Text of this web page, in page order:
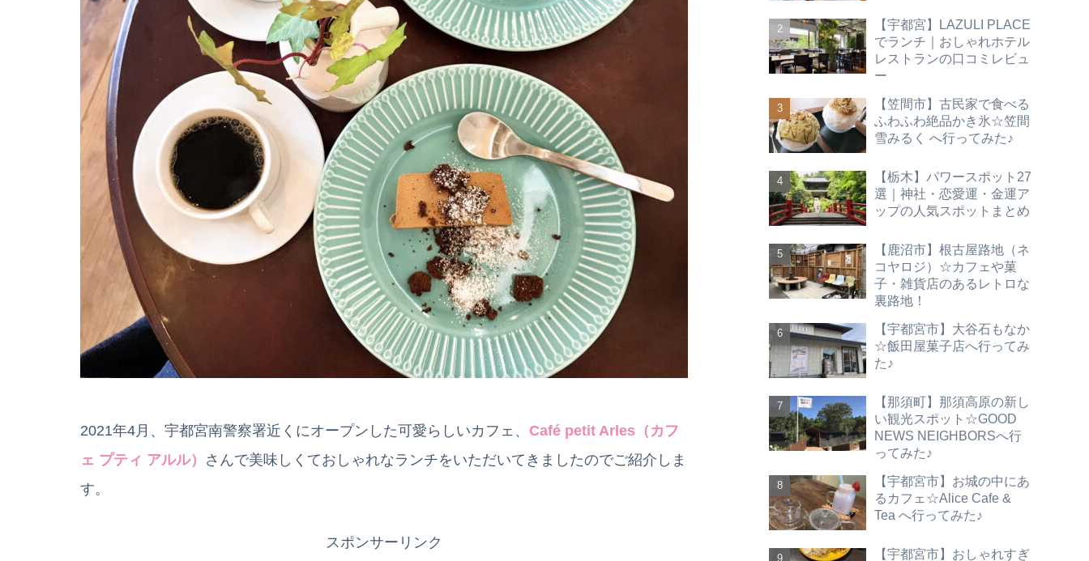
2021年4月、宇都宮南警察署近くにオープンした可愛らしいカフェ、 Café petit Arles（カフ
ェ プティ アルル） さんで美味しくておしゃれなランチをいただいてきましたのでご紹介しま
す。
スポンサーリンク
【宇都宮】LAZULI PLACE
でランチ｜おしゃれホテル
レストランの口コミレビュ
ー
【笠間市】古民家で食べる
ふわふわ絶品かき氷☆笠間
雪みるく へ行ってみた♪
【栃木】パワースポット27
選｜神社・恋愛運・金運ア
ップの人気スポットまとめ
【鹿沼市】根古屋路地（ネ
コヤロジ）☆カフェや菓
子・雑貨店のあるレトロな
裏路地！
【宇都宮市】大谷石もなか
☆飯田屋菓子店へ行ってみ
た♪
【那須町】那須高原の新し
い観光スポット☆GOOD
NEWS NEIGHBORSへ行
ってみた♪
【宇都宮市】お城の中にあ
るカフェ☆Alice Cafe &
Tea へ行ってみた♪
【宇都宮市】おしゃれすぎ